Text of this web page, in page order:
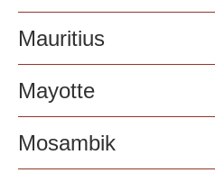
Mauritius
Mayotte
Mosambik